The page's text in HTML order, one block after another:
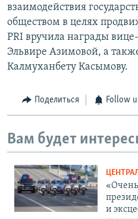
взаимодействия
обществом в целях
PRI вручила награды
Эльвире Азимовой, а
Калмуханбету Касымову.
Поделиться Follow
Вам будет
и